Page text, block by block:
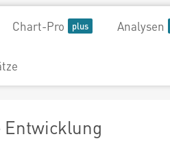
Chart-Pro Analysen